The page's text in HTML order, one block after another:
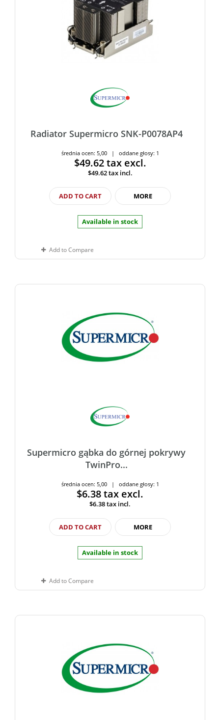
Radiator Supermicro SNK-P0078AP4
średnia ocen: 5,00 | oddane głosy: 1
$49.62tax excl.
$49.62tax incl.
ADD TO CART MORE
Available in stock
Add to Compare
Supermicro gąbka do górnej pokrywy
TwinPro...
średnia ocen: 5,00 | oddane głosy: 1
$6.38tax excl.
$6.38tax incl.
ADD TO CART MORE
Available in stock
Add to Compare